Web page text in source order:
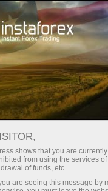
Счета
Инвестирование
shows that you are
from using the services
of funds, etc.
are seeing this message by